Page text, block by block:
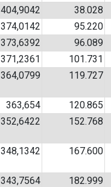
404,9042
38.028
374,0142
95.220
373,6392 96.089
371,2361 101.731
364,0799 119.727
363,654 120.865
352,6422 152.768
348,1342 167.600
343,7564
182.999